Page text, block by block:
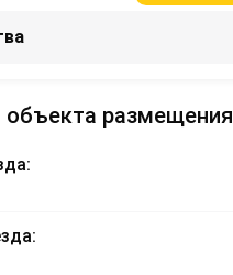
объекта размещения